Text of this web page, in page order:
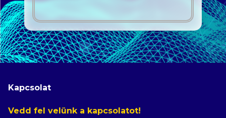
Kapcsolat
Vedd fel velünk a kapcsolatot!